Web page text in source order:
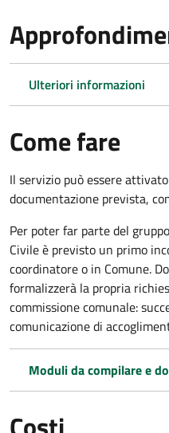
Ulteriori informazioni
Come fare
Il servizio può essere
documentazione prevista,
Per poter far parte del
Civile è previsto un primo
coordinatore o in Comune.
formalizzerà la propria
commissione comunale:
comunicazione di
Moduli da compilare e